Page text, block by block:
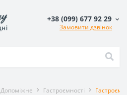
+38 (099) 677 92 29
Замовити дзвінок
Допоміжне Гастроємності